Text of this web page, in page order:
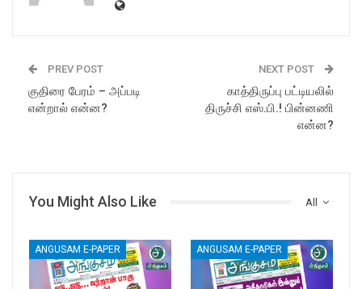
PREV POST
குதிரை பேரம் – அப்படி
என்றால் என்ன?
NEXT POST
காத்திருப்பு பட்டியலில்
திருச்சி எஸ்.பி.! பின்னணி
என்ன?
All
You Might Also Like
ANGUSAM E-PAPER ANGUSAM E-PAPER